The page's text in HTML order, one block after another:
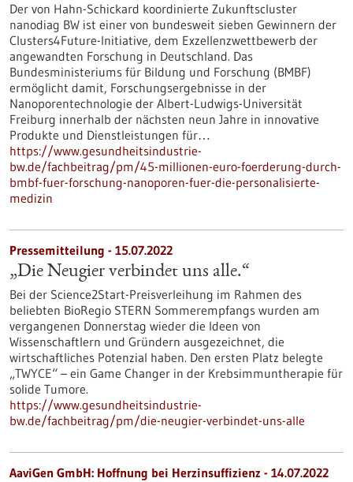
Der von Hahn-Schickard koordinierte Zukunftscluster
nanodiag BW ist einer von bundesweit sieben Gewinnern der
Clusters4Future-Initiative, dem Exzellenzwettbewerb der
angewandten Forschung in Deutschland. Das
Bundesministeriums für Bildung und Forschung (BMBF)
ermöglicht damit, Forschungsergebnisse in der
Nanoporentechnologie der Albert-Ludwigs-Universität
Freiburg innerhalb der nächsten neun Jahre in innovative
Produkte und Dienstleistungen für…
https://www.gesundheitsindustrie-
bw.de/fachbeitrag/pm/45-millionen-euro-foerderung-durch-
bmbf-fuer-forschung-nanoporen-fuer-die-personalisierte-
medizin
Pressemitteilung - 15.07.2022
„Die Neugier verbindet uns alle.“
Bei der Science2Start-Preisverleihung im Rahmen des
beliebten BioRegio STERN Sommerempfangs wurden am
vergangenen Donnerstag wieder die Ideen von
Wissenschaftlern und Gründern ausgezeichnet, die
wirtschaftliches Potenzial haben. Den ersten Platz belegte
„TWYCE“ – ein Game Changer in der Krebsimmuntherapie für
solide Tumore.
https://www.gesundheitsindustrie-
bw.de/fachbeitrag/pm/die-neugier-verbindet-uns-alle
AaviGen GmbH: Hoffnung bei Herzinsuffizienz - 14.07.2022